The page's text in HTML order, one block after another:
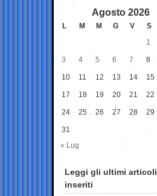
Agosto 2026
L M M G V S
1
3 4 5 6 7 8
10 11 12 13 14 15
17 18 19 20 21 22
24 25 26 27 28 29
31
« Lug
Leggi gli ultimi articoli
inseriti